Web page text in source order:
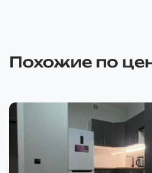
Похожие по